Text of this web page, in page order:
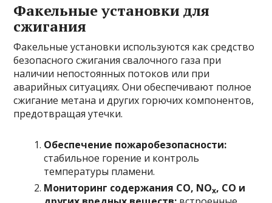
Факельные установки для
сжигания
Факельные установки используются как средство
безопасного сжигания свалочного газа при
наличии непостоянных потоков или при
аварийных ситуациях. Они обеспечивают полное
сжигание метана и других горючих компонентов,
предотвращая утечки.
Обеспечение пожаробезопасности:
стабильное горение и контроль
температуры пламени.
Мониторинг содержания СО, NOx, CO и